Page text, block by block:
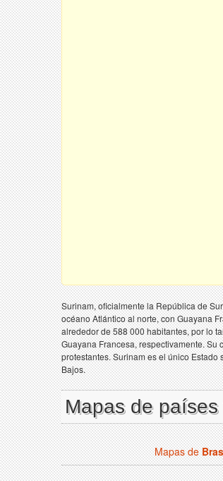
Surinam, oficialmente la República de
océano Atlántico al norte, con Guayana
alrededor de 588 000 habitantes, por lo
Guayana Francesa, respectivamente.
protestantes. Surinam es el único
Bajos.
Mapas de
Mapas de